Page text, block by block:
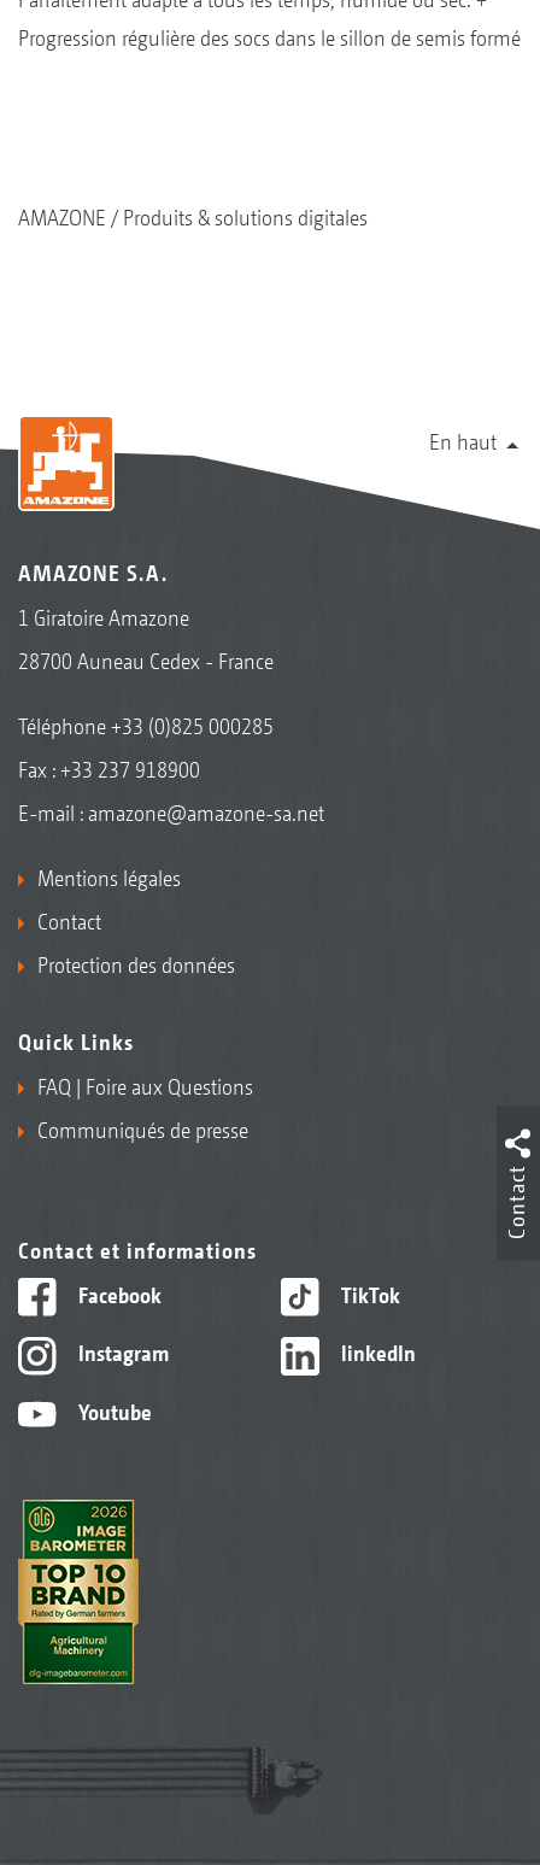
Progression régulière des socs dans le sillon de semis formé
AMAZONE Produits & solutions digitales
En haut
AMAZONE S.A.
1 Giratoire Amazone
28700 Auneau Cedex - France
Téléphone+33 (0)825 000285
Fax : +33 237 918900
E-mail : amazone@amazone-sa.net
Mentions légales
Contact
Protection des données
Quick Links
FAQ | Foire aux Questions
Communiqués de presse
Contact et informations
Facebook
Instagram
Youtube
TikTok
linkedIn
Contact